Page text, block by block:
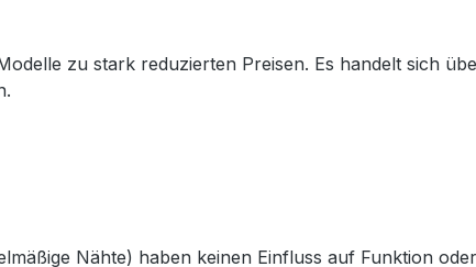
zu stark reduzierten Preisen. Es handelt sich
Nähte) haben keinen Einfluss auf Funktion